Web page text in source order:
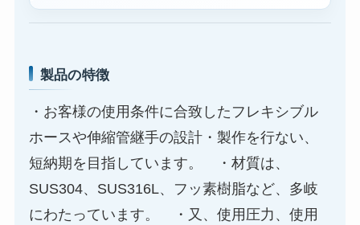
製品の特徴
・お客様の使用条件に合致したフレキシブル
ホースや伸縮管継手の設計・製作を行ない、
短納期を目指しています。 ・材質は、
SUS304、SUS316L、フッ素樹脂など、多岐
にわたっています。 ・又、使用圧力、使用